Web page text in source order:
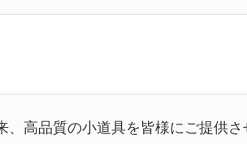
、高品質の小道具を皆様にご提供